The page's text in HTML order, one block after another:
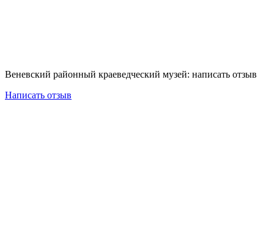
Веневский районный краеведческий музей: написать отзыв
Написать отзыв